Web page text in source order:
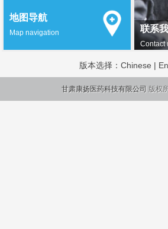
联系
Contact
地图导航
Map navigation
版本选择： Chinese |
甘肃康扬医药科技有限公司 版权